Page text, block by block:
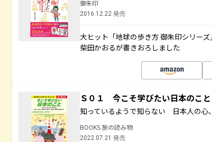
御朱印
2016.12.22 発売
大ヒット「地球の歩き方 御朱印シリー
柴田かおるが書きおろしました
Ｓ０１ 今こそ学びたい日本のこと
知っているようで知らない 日本人の心
BOOKS 旅の読み物
2022.07.21 発売